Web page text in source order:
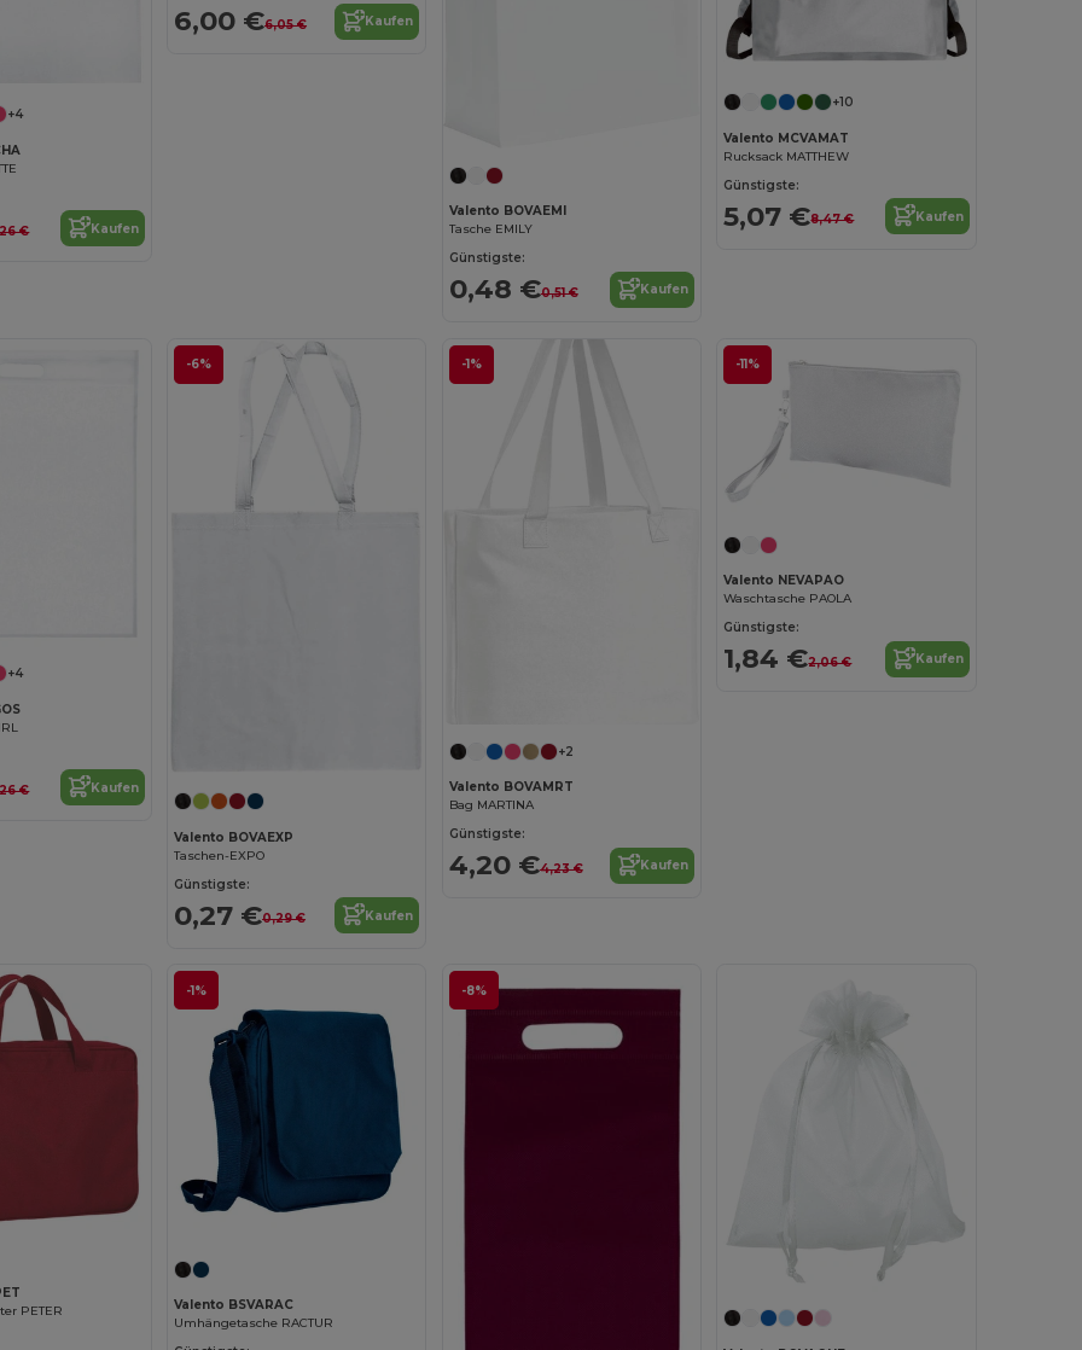
+4
€ Kaufen
6,00 €6,05 € Kaufen
Valento BOVAEMI
Tasche EMILY
Günstigste:
0,48 €0,51 € Kaufen
+10
Valento MCVAMAT
Rucksack MATTHEW
Günstigste:
5,07 €8,47 € Kaufen
+4
€ Kaufen
-6%
Valento BOVAEXP
Taschen-EXPO
Günstigste:
0,27 €0,29 € Kaufen
-1%
+2
Valento BOVAMRT
Bag MARTINA
Günstigste:
4,20 €4,23 € Kaufen
-11%
Valento NEVAPAO
Waschtasche PAOLA
Günstigste:
1,84 €2,06 € Kaufen
PETER
-1%
Valento BSVARAC
Umhängetasche RACTUR
-8%